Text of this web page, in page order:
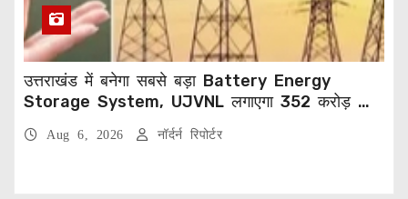
उत्तराखंड में बनेगा सबसे बड़ा Battery Energy
Storage System, UJVNL लगाएगा 352 करोड़ का
Aug 6, 2026 नॉर्दर्न रिपोर्टर